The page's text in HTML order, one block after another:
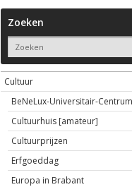
Zoeken
Cultuur
BeNeLux-Universitair-Centrum
Cultuurhuis [amateur]
Cultuurprijzen
Erfgoeddag
Europa in Brabant